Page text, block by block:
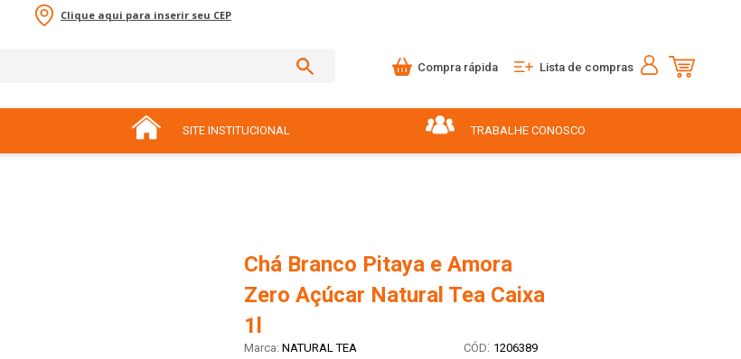
Clique aqui para inserir seu CEP
Compra rápida Lista de compras
SITE INSTITUCIONAL TRABALHE CONOSCO
Chá Branco Pitaya e Amora
Zero Açúcar Natural Tea Caixa
1l
NATURAL TEA : 1206389